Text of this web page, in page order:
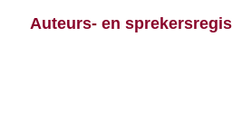
Auteurs- en